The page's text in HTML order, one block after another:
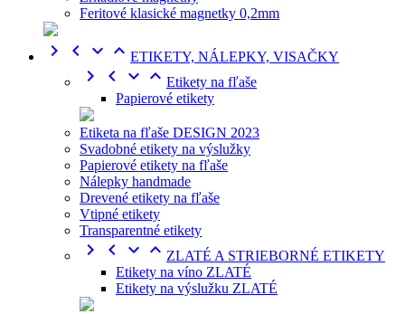
Feritové klasické magnetky 0,2mm
    ETIKETY, NÁLEPKY, VISAČKY
    Etikety na fľaše
Papierové etikety
Etiketa na fľaše DESIGN 2023
Svadobné etikety na výslužky
Papierové etikety na fľaše
Nálepky handmade
Drevené etikety na fľaše
Vtipné etikety
Transparentné etikety
    ZLATÉ A STRIEBORNÉ ETIKETY
Etikety na víno ZLATÉ
Etikety na výslužku ZLATÉ